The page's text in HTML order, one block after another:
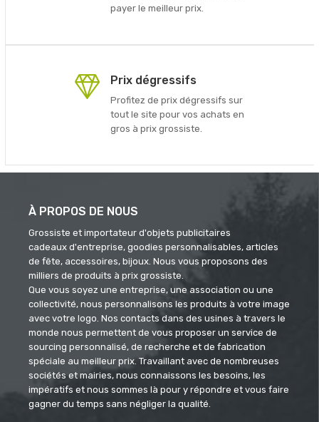
payer le meilleur prix.
Prix dégressifs
Profitez de prix dégressifs sur
tout le site pour vos achats en
gros à prix grossiste.
À PROPOS DE NOUS
Grossiste et importateur d'objets publicitaires
cadeaux d'entreprise, goodies personnalisables, articles
de fête, accessoires, bijoux. Nous vous proposons des
milliers de produits à prix grossiste.
Que vous soyez une entreprise, une association ou une
collectivité, nous personnalisons les produits à votre image
avec votre logo. Nos contacts dans des usines à travers le
monde nous permettent de vous proposer un service de
sourcing personnalisé, de recherche et de fabrication
spéciale au meilleur prix. Travaillant avec de nombreuses
sociétés et mairies, nous connaissons les besoins, les
impératifs et nous sommes là pour y répondre et vous faire
gagner du temps sans négliger la qualité.